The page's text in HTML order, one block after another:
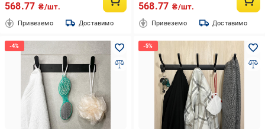
568.77 ₴/шт.
Привеземо Доставимо
568.77 ₴/шт.
Привеземо Доставимо